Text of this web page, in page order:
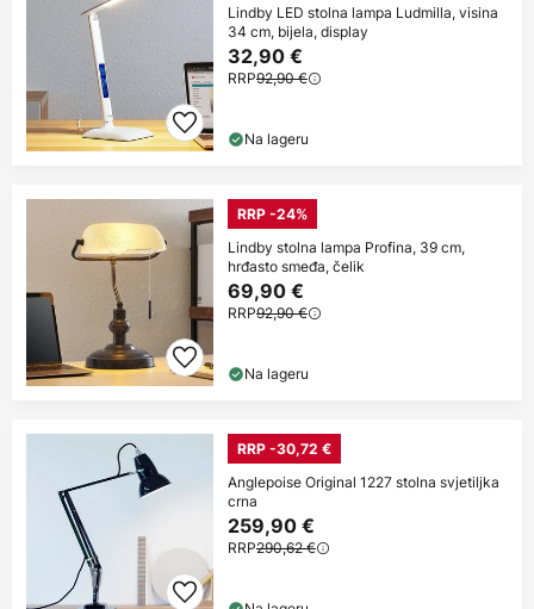
Lindby LED stolna lampa Ludmilla, visina
34 cm, bijela, display
32,90 €
RRP92,90 €
Na lageru
RRP -24%
Lindby stolna lampa Profina, 39 cm,
hrđasto smeđa, čelik
69,90 €
RRP92,90 €
Na lageru
RRP -30,72 €
Anglepoise Original 1227 stolna svjetiljka
crna
259,90 €
RRP290,62 €